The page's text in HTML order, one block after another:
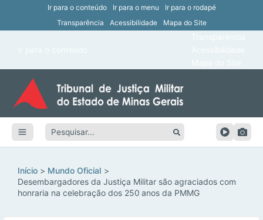
Ir para o conteúdo Ir para o menu
Ir para o rodapé
Transparência
Acessibilidade Mapa do Site
Pesquisar:
Início
Mundo Oficial
Desembargadores da Justiça Militar são agraciados com
honraria na celebração dos 250 anos da PMMG